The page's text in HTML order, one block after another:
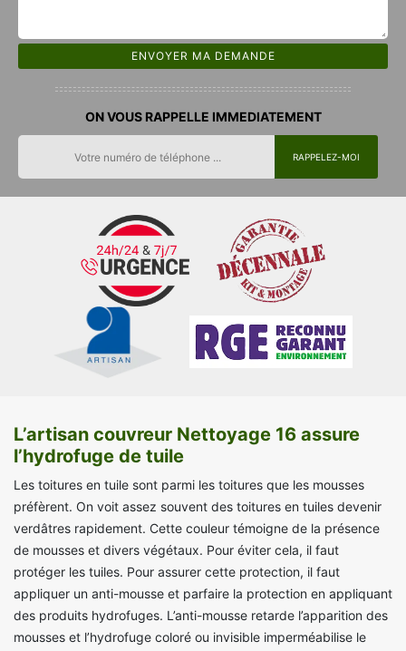
ON VOUS RAPPELLE IMMEDIATEMENT
L’artisan couvreur Nettoyage 16 assure
l’hydrofuge de tuile
Les toitures en tuile sont parmi les toitures que les mousses
préfèrent. On voit assez souvent des toitures en tuiles devenir
verdâtres rapidement. Cette couleur témoigne de la présence
de mousses et divers végétaux. Pour éviter cela, il faut
protéger les tuiles. Pour assurer cette protection, il faut
appliquer un anti-mousse et parfaire la protection en appliquant
des produits hydrofuges. L’anti-mousse retarde l’apparition des
mousses et l’hydrofuge coloré ou invisible imperméabilise le